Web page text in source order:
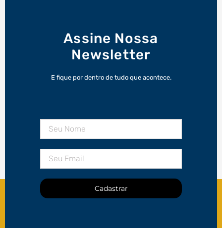
Assine Nossa
Newsletter
E fique por dentro de tudo que acontece.
Cadastrar